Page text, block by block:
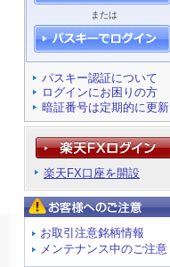
または
パスキー認証について
ログインにお困りの方
暗証番号は定期的に更新
楽天FX口座を開設
お取引注意銘柄情報
メンテナンス中のご注意